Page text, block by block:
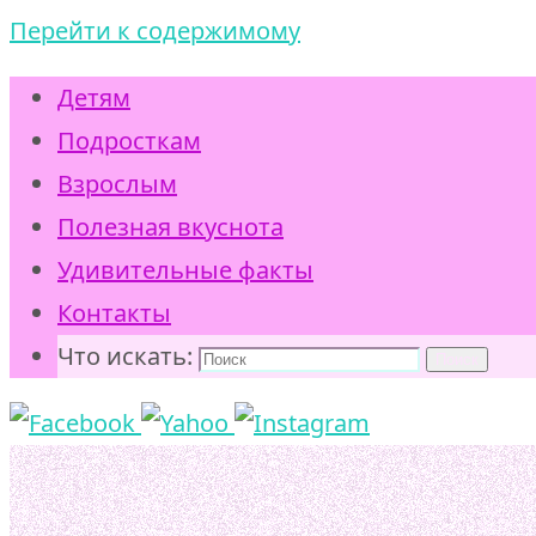
Перейти к содержимому
Детям
Подросткам
Взрослым
Полезная вкуснота
Удивительные факты
Контакты
Что искать: